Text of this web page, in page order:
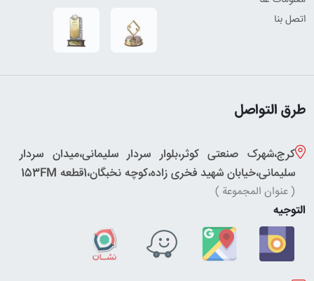
اتصل بنا
طرق التواصل
کرج،شهرک صنعتی کوثر،بلوار سردار سلیمانی،میدان سردار
سلیمانی،خیابان شهید فخری زاده،کوچه نخبگان،1قطعه 153FM
( عنوان المجموعة )
التوجيه